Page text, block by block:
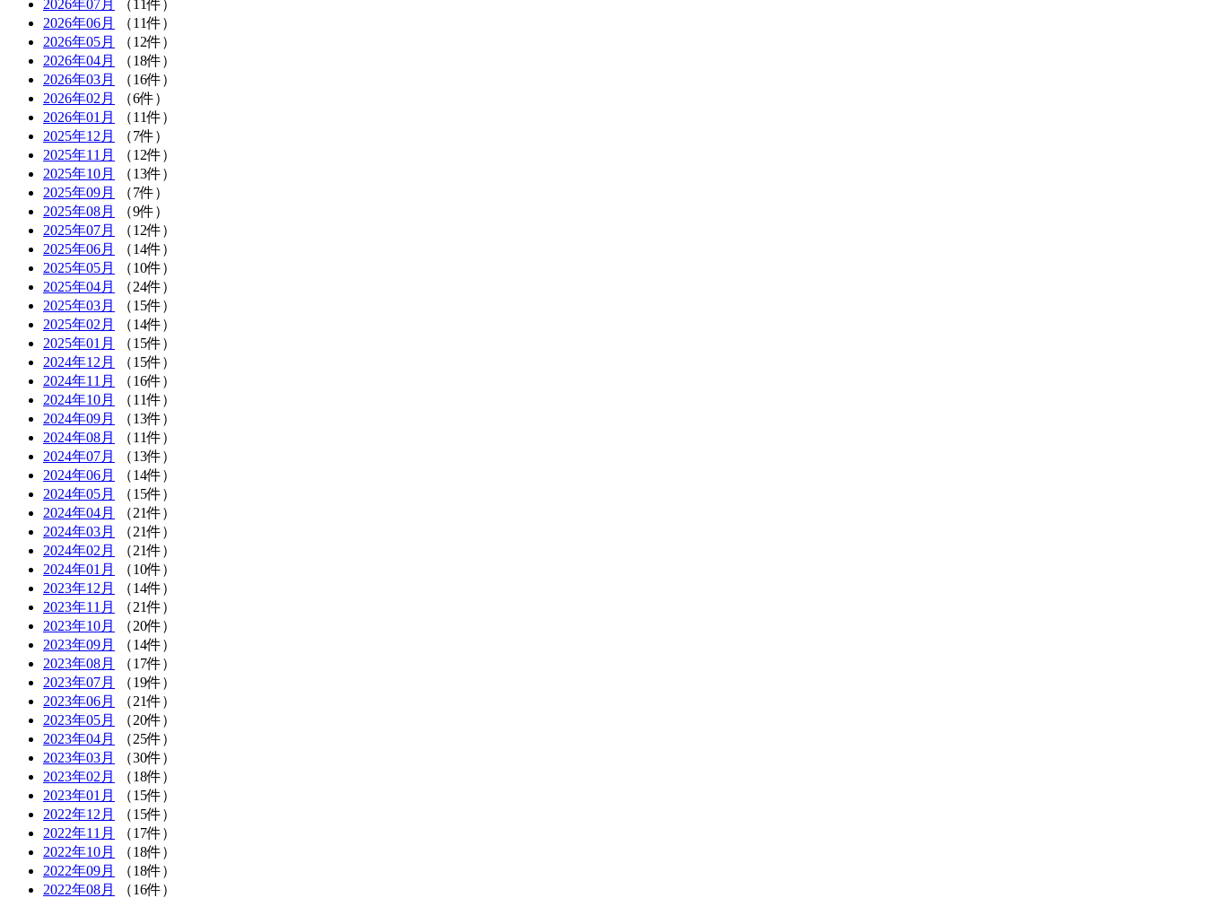
2026年07月
（11件）
2026年06月
（11件）
2026年05月
（12件）
2026年04月
（18件）
2026年03月
（16件）
2026年02月
（6件）
2026年01月
（11件）
2025年12月
（7件）
2025年11月
（12件）
2025年10月
（13件）
2025年09月
（7件）
2025年08月
（9件）
2025年07月
（12件）
2025年06月
（14件）
2025年05月
（10件）
2025年04月
（24件）
2025年03月
（15件）
2025年02月
（14件）
2025年01月
（15件）
2024年12月
（15件）
2024年11月
（16件）
2024年10月
（11件）
2024年09月
（13件）
2024年08月
（11件）
2024年07月
（13件）
2024年06月
（14件）
2024年05月
（15件）
2024年04月
（21件）
2024年03月
（21件）
2024年02月
（21件）
2024年01月
（10件）
2023年12月
（14件）
2023年11月
（21件）
2023年10月
（20件）
2023年09月
（14件）
2023年08月
（17件）
2023年07月
（19件）
2023年06月
（21件）
2023年05月
（20件）
2023年04月
（25件）
2023年03月
（30件）
2023年02月
（18件）
2023年01月
（15件）
2022年12月
（15件）
2022年11月
（17件）
2022年10月
（18件）
2022年09月
（18件）
2022年08月
（16件）